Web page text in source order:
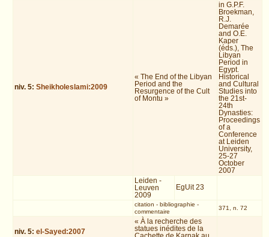
niv. 5:Sheikholeslami:2009
« The End of the Libyan
Period and the
Resurgence of the Cult
of Montu »
in G.P.F.
Broekman,
R.J.
Demarée
and O.E.
Kaper
(éds.), The
Libyan
Period in
Egypt.
Historical
and Cultural
Studies into
the 21st-
24th
Dynasties:
Proceedings
of a
Conference
at Leiden
University,
25-27
October
2007
Leiden -
Leuven
2009
EgUit 23
citation - bibliographie -
commentaire
371, n. 72
niv. 5:el-Sayed:2007
« À la recherche des
statues inédites de la